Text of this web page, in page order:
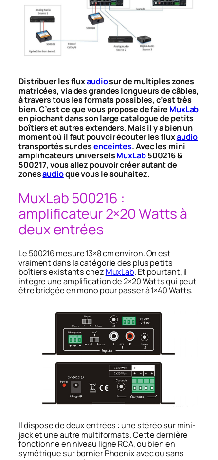
Distribuer les fluxaudiosur de multiples zones
matricées, via des grandes longueurs de câbles,
à travers tous les formats possibles, c’est très
bien. C’est ce que vous propose de faire MuxLab
en piochant dans son large catalogue de petits
boîtiers et autres extenders. Mais il y a bien un
moment où il faut pouvoir écouter les fluxaudio
transportés sur desenceintes. Avec les mini
amplificateurs universelsMuxLab500216 &
500217, vous allez pouvoir créer autant de
zonesaudioque vous le souhaitez.
MuxLab 500216 :
amplificateur 2×20 Watts à
deux entrées
Le 500216 mesure 13×8 cm environ. On est
vraiment dans la catégorie des plus petits
boîtiers existants chez MuxLab. Et pourtant, il
intègre une amplification de 2×20 Watts qui peut
être bridgée en mono pour passer à 1×40 Watts.
Il dispose de deux entrées : une stéréo sur mini-
jack et une autre multiformats. Cette dernière
fonctionne en niveau ligne RCA, ou bien en
symétrique sur bornier Phoenix avec ou sans